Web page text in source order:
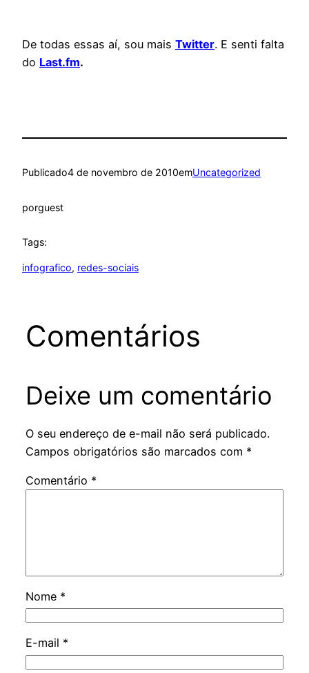
De todas essas aí, sou mais Twitter. E senti falta
do Last.fm.
Publicado4 de novembro de 2010emUncategorized
porguest
Tags:
infografico, redes-sociais
Comentários
Deixe um comentário
O seu endereço de e-mail não será publicado.
Campos obrigatórios são marcados com *
Comentário *
Nome *
E-mail *